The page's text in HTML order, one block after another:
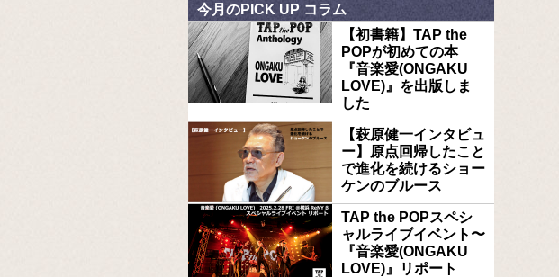
今月のPICK UP コラム
【初書籍】TAP the
POPが初めての本
『音楽愛(ONGAKU
LOVE)』を出版しま
した
【萩原健一インタビュ
ー】原点回帰したこと
で進化を続けるショー
ケンのブルース
TAP the POPスペシ
ャルライブイベント〜
『音楽愛(ONGAKU
LOVE)』リポート